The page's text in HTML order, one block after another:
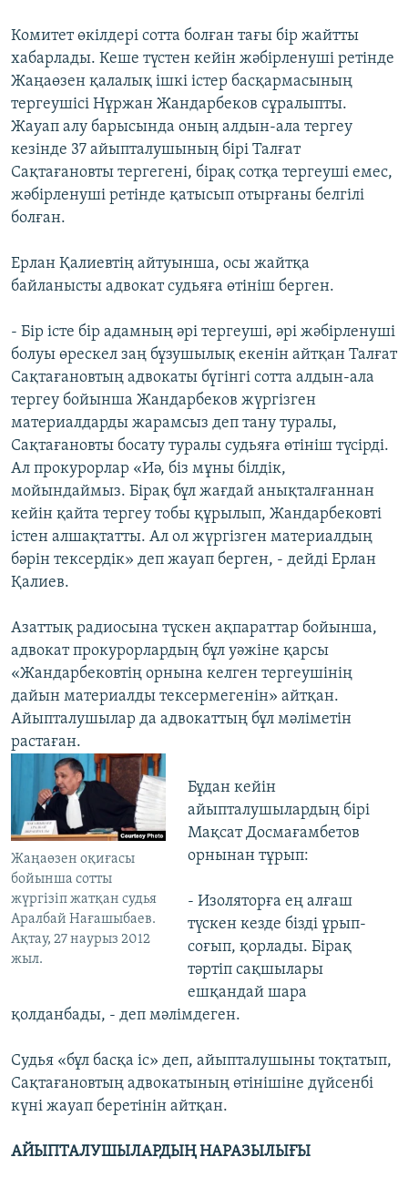
Комитет өкілдері сотта болған тағы бір жайтты
хабарлады. Кеше түстен кейін жәбірленуші ретінде
Жаңаөзен қалалық ішкі істер басқармасының
тергеушісі Нұржан Жандарбеков сұралыпты.
Жауап алу барысында оның алдын-ала тергеу
кезінде 37 айыпталушының бірі Талғат
Сақтағановты тергегені, бірақ сотқа тергеуші емес,
жәбірленуші ретінде қатысып отырғаны белгілі
болған.
Ерлан Қалиевтің айтуынша, осы жайтқа
байланысты адвокат судьяға өтініш берген.
- Бір істе бір адамның әрі тергеуші, әрі жәбірленуші
болуы өрескел заң бұзушылық екенін айтқан Талғат
Сақтағановтың адвокаты бүгінгі сотта алдын-ала
тергеу бойынша Жандарбеков жүргізген
материалдарды жарамсыз деп тану туралы,
Сақтағановты босату туралы судьяға өтініш түсірді.
Ал прокурорлар «Иә, біз мұны білдік,
мойындаймыз. Бірақ бұл жағдай анықталғаннан
кейін қайта тергеу тобы құрылып, Жандарбековті
істен алшақтатты. Ал ол жүргізген материалдың
бәрін тексердік» деп жауап берген, - дейді Ерлан
Қалиев.
Азаттық радиосына түскен ақпараттар бойынша,
адвокат прокурорлардың бұл уәжіне қарсы
«Жандарбековтің орнына келген тергеушінің
дайын материалды тексермегенін» айтқан.
Айыпталушылар да адвокаттың бұл мәліметін
растаған.
Жаңаөзен оқиғасы
бойынша сотты
жүргізіп жатқан судья
Аралбай Нағашыбаев.
Ақтау, 27 наурыз 2012
жыл.
Бұдан кейін
айыпталушылардың бірі
Мақсат Досмағамбетов
орнынан тұрып:
- Изоляторға ең алғаш
түскен кезде бізді ұрып-
соғып, қорлады. Бірақ
тәртіп сақшылары
ешқандай шара
қолданбады, - деп мәлімдеген.
Судья «бұл басқа іс» деп, айыпталушыны тоқтатып,
Сақтағановтың адвокатының өтінішіне дүйсенбі
күні жауап беретінін айтқан.
АЙЫПТАЛУШЫЛАРДЫҢ НАРАЗЫЛЫҒЫ